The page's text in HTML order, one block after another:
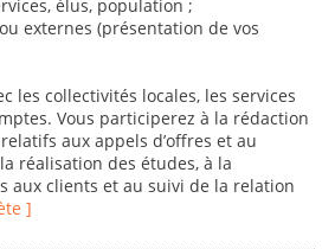
élus, population ;
externes (présentation de vos
les collectivités locales, les services
Vous participerez à la rédaction
aux appels d’offres et au
réalisation des études, à la
aux clients et au suivi de la relation
]